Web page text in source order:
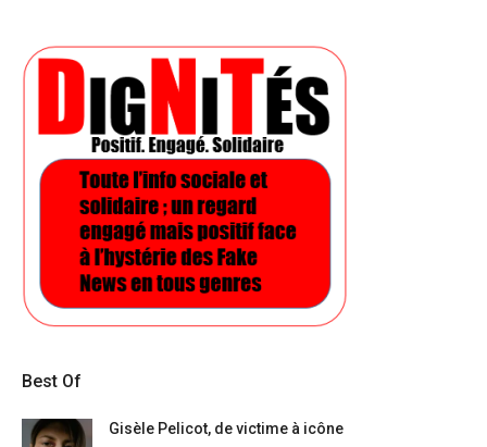
Best Of
Gisèle Pelicot, de victime à icône